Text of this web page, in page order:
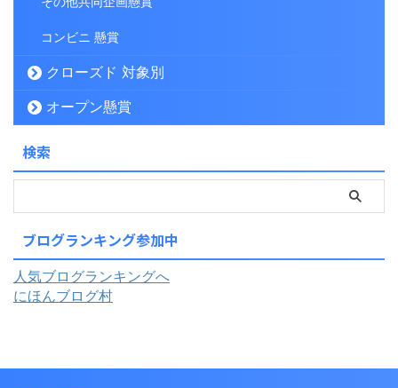
コンビニ 懸賞
クローズド 対象別
オープン懸賞
検索
ブログランキング参加中
人気ブログランキングへ
にほんブログ村